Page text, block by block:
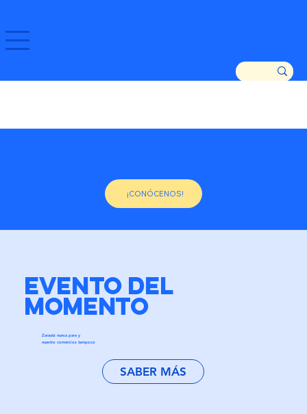
¡CONÓCENOS!
EVENTO DEL
MOMENTO
Zarautz nunca para y
nuestro comercios tampoco
SABER MÁS